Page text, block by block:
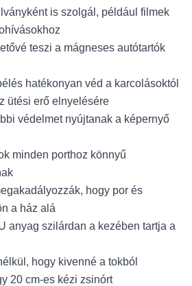
is szolgál, például filmek
teszi a mágneses autótartók
hatékonyan véd a karcolásoktól
ütési erő elnyelésére
védelmet nyújtanak a képernyő
minden porthoz könnyű
hogy por és
a ház alá
anyag szilárdan a kezében tartja a
hogy kivenné a tokból
20 cm-es kézi zsinórt